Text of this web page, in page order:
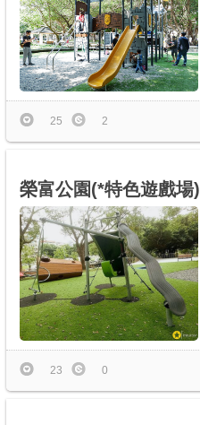
25 2
榮富公園(*特色遊戲場)
23 0